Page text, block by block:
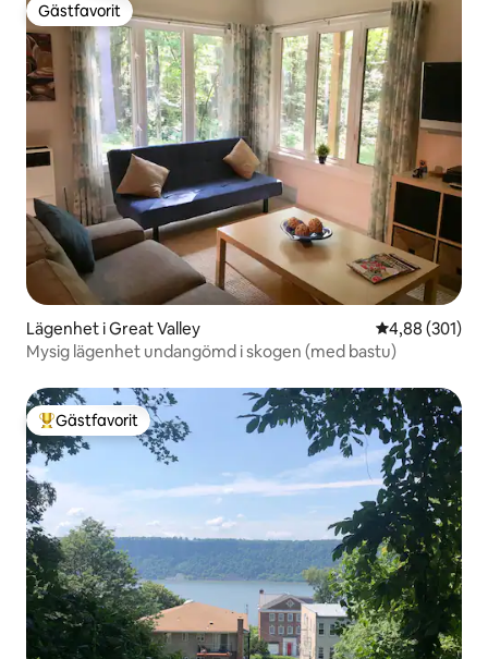
Gästfavorit
Gästfavorit
Lägenhet i Great Valley 4,88 av 5 i
4,88 (301)
Mysig lägenhet undangömd i skogen (med bastu)
Populär gästfavorit
Gästfavorit